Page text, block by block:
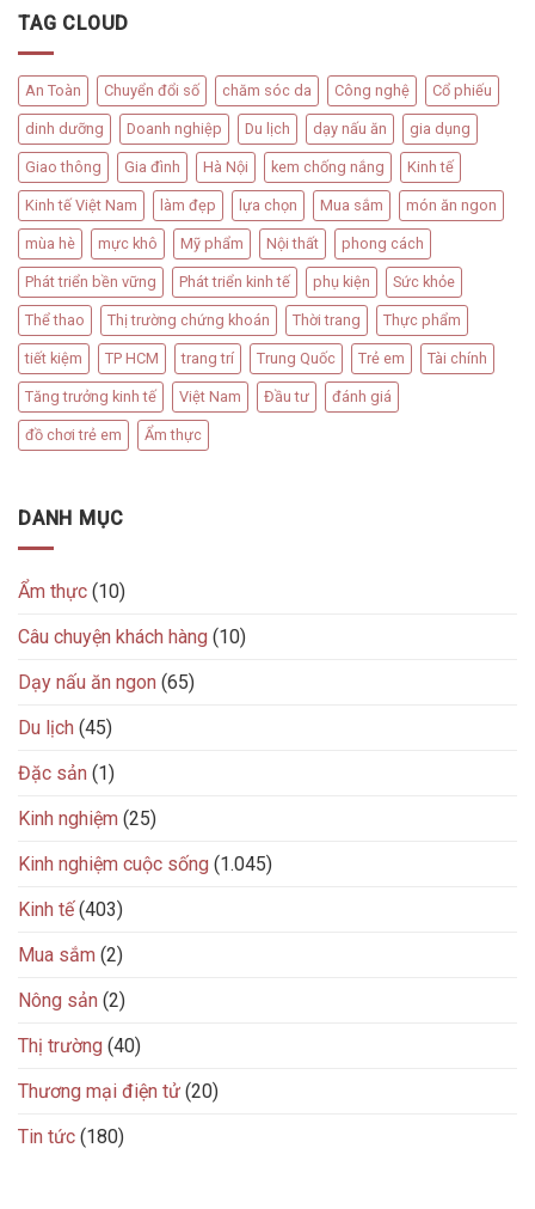
TAG CLOUD
An Toàn Chuyển đổi số chăm sóc da Công nghệ Cổ phiếu
dinh dưỡng Doanh nghiệp Du lịch dạy nấu ăn gia dụng
Giao thông Gia đình Hà Nội kem chống nắng Kinh tế
Kinh tế Việt Nam làm đẹp lựa chọn Mua sắm món ăn ngon
mùa hè mực khô Mỹ phẩm Nội thất phong cách
Phát triển bền vững Phát triển kinh tế phụ kiện Sức khỏe
Thể thao Thị trường chứng khoán Thời trang Thực phẩm
tiết kiệm TP HCM trang trí Trung Quốc Trẻ em Tài chính
Tăng trưởng kinh tế Việt Nam Đầu tư đánh giá
đồ chơi trẻ em Ẩm thực
DANH MỤC
Ẩm thực (10)
Câu chuyện khách hàng (10)
Dạy nấu ăn ngon (65)
Du lịch (45)
Đặc sản (1)
Kinh nghiệm (25)
Kinh nghiệm cuộc sống (1.045)
Kinh tế(403)
Mua sắm (2)
Nông sản (2)
Thị trường (40)
Thương mại điện tử (20)
Tin tức (180)